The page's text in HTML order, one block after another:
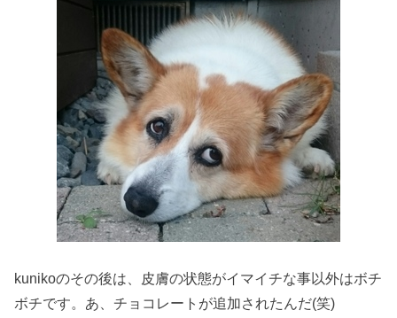
kunikoのその後は、皮膚の状態がイマイチな事以外はボチ
ボチです。あ、チョコレートが追加されたんだ(笑)